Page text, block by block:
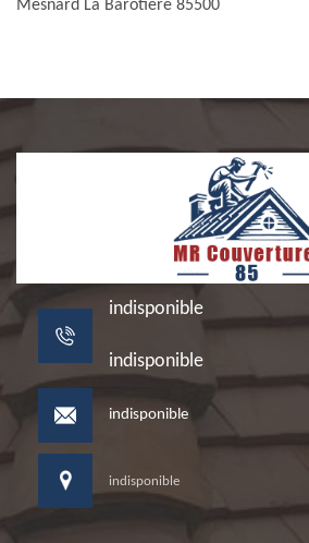
Mesnard La Barotiere 85500
indisponible
indisponible
indisponible
indisponible